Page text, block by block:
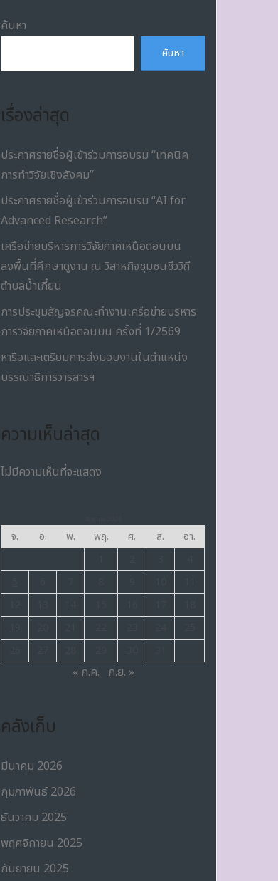
ค้นหา
ค้นหา
เรื่องล่าสุด
ประกาศรายชื่อผู้เข้าร่วมการอบรม “เทคนิค
การทำวิจัยเชิงสังคม”
ประกาศรายชื่อผู้เข้าร่วมการอบรม “AI for
Advanced Research”
เครือข่ายบริหารการวิจัยภาคเหนือตอนบน
ลงพื้นที่ศึกษาดูงาน ณ วิสาหกิจชุมชนชีววิถี
ตำบลน้ำเกี๋ยน
การประชุมสัญจรคณะทำงานเครือข่ายบริหาร
การวิจัยภาคเหนือตอนบน ครั้งที่ 1/2569
หารือและเตรียมการส่งมอบงานในตำแหน่ง
บรรณาธิการวารสารฯ
ความเห็นล่าสุด
ไม่มีความเห็นที่จะแสดง
จ. อ. พ. พฤ. ศ. ส.
อา.
« ก.ค. ก.ย. »
คลังเก็บ
มีนาคม 2026
กุมภาพันธ์ 2026
ธันวาคม 2025
พฤศจิกายน 2025
กันยายน 2025